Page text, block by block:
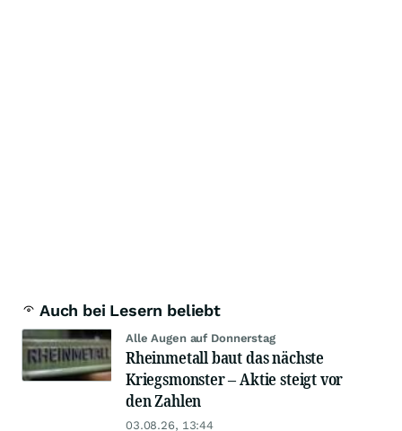
Auch bei Lesern beliebt
Alle Augen auf Donnerstag
Rheinmetall baut das nächste
Kriegsmonster – Aktie steigt vor
den Zahlen
03.08.26, 13:44